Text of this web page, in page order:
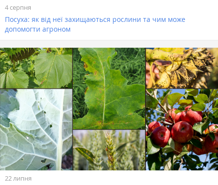
4 серпня
Посуха: як від неї захищаються рослини та чим може
допомогти агроном
22 липня